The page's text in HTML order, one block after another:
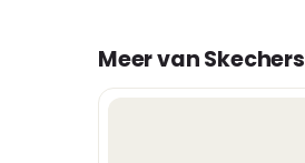
Meer van Skechers